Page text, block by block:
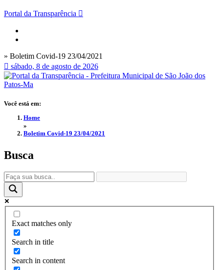
Portal da Transparência
» Boletim Covid-19 23/04/2021
sábado, 8 de agosto de 2026
Você está em:
Home
»
Boletim Covid-19 23/04/2021
Busca
Exact matches only
Search in title
Search in content